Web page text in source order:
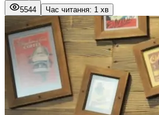
5544 Час читання: 1 хв